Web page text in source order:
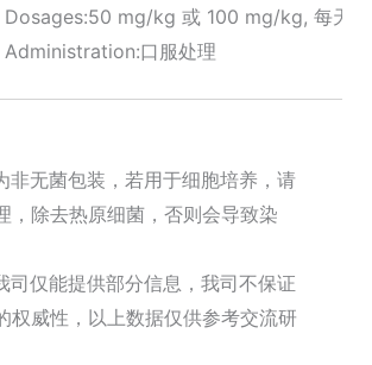
Dosages:50 mg/kg 或 100 mg/kg, 每天
Administration:口服处理
无菌包装，若用于细胞培养，请
，除去热原细菌，否则会导致染
仅能提供部分信息，我司不保证
权威性，以上数据仅供参考交流研